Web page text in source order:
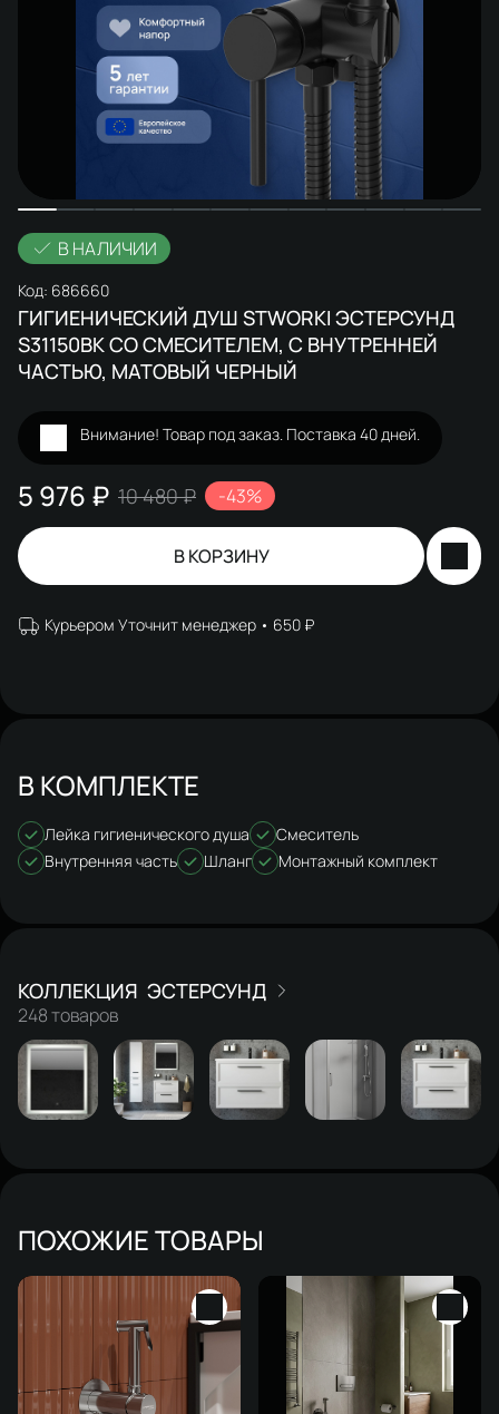
В НАЛИЧИИ
Код: 686660
ГИГИЕНИЧЕСКИЙ ДУШ STWORKI ЭСТЕРСУНД
S31150BK СО СМЕСИТЕЛЕМ, С ВНУТРЕННЕЙ
ЧАСТЬЮ, МАТОВЫЙ ЧЕРНЫЙ
Внимание! Товар под заказ. Поставка 40 дней.
5 976 ₽ 10 480 ₽ -43%
В КОРЗИНУ
Курьером Уточнит менеджер 650 ₽
В КОМПЛЕКТЕ
Лейка гигиенического душа
Смеситель
Внутренняя часть
Шланг Монтажный комплект
ЭСТЕРСУНД
248 товаров
ПОХОЖИЕ ТОВАРЫ